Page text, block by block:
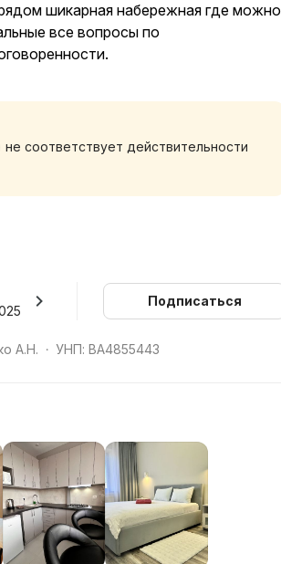
шикарная набережная где можно
все вопросы по
соответствует действительности
Подписаться
А.Н. • УНП: BA4855443